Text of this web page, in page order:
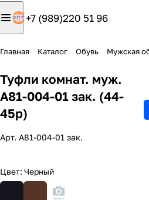
+7 (989)220 51 96
Главная Каталог Обувь Мужская
Туфли комнат. муж.
А81-004-01 зак. (44-
45р)
Арт. А81-004-01 зак.
Цвет: Черный